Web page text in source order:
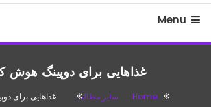
Menu
غذاهایی برای دوپینگ هوش
Home سایر مطالب غذاهایی برای